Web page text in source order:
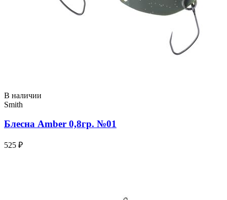
В наличии
Smith
Блесна Amber 0,8гр. №01
525 ₽